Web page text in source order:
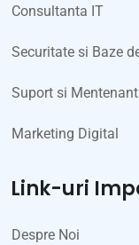
Consultanta IT
Securitate si Baze
Suport si
Marketing Digital
Link-uri
Despre Noi